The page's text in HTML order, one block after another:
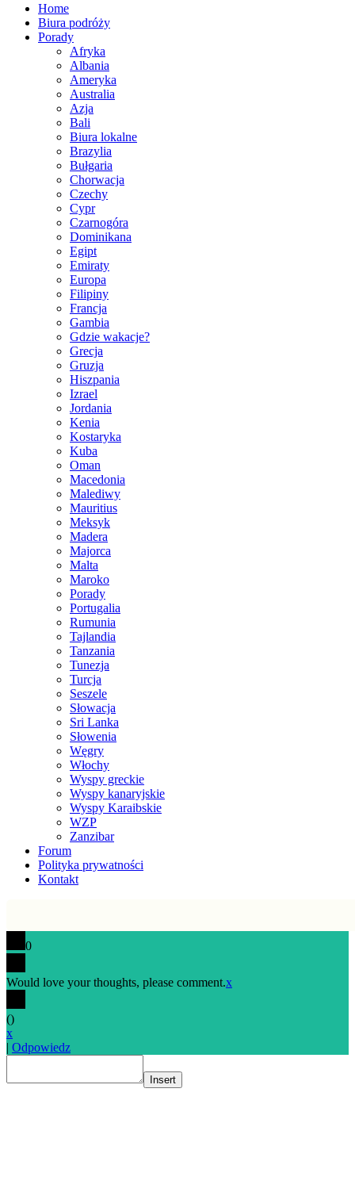
Home
Biura podróży
Porady
Afryka
Albania
Ameryka
Australia
Azja
Bali
Biura lokalne
Brazylia
Bułgaria
Chorwacja
Czechy
Cypr
Czarnogóra
Dominikana
Egipt
Emiraty
Europa
Filipiny
Francja
Gambia
Gdzie wakacje?
Grecja
Gruzja
Hiszpania
Izrael
Jordania
Kenia
Kostaryka
Kuba
Oman
Macedonia
Malediwy
Mauritius
Meksyk
Madera
Majorca
Malta
Maroko
Porady
Portugalia
Rumunia
Tajlandia
Tanzania
Tunezja
Turcja
Seszele
Słowacja
Sri Lanka
Słowenia
Węgry
Włochy
Wyspy greckie
Wyspy kanaryjskie
Wyspy Karaibskie
WZP
Zanzibar
Forum
Polityka prywatności
Kontakt
0
Would love your thoughts, please comment.x
()
x
| Odpowiedz
Insert